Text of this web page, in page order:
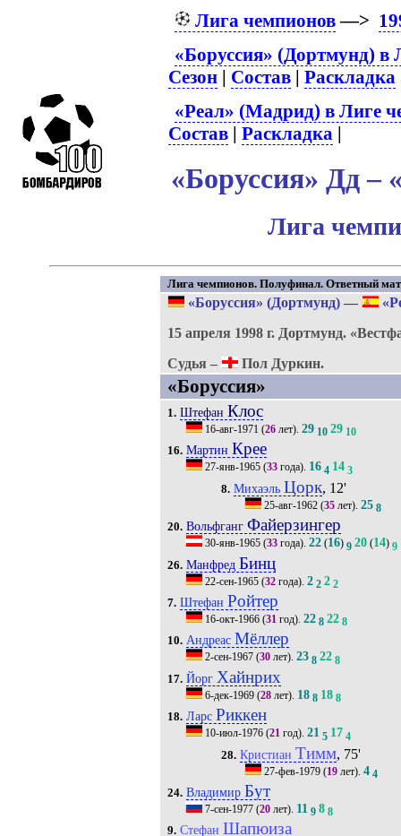
Лига чемпионов—>
«Боруссия» (Дортмунд) в
Сезон | Состав |Раскладка
«Реал» (Мадрид) в Лиге
Состав |Раскладка |
«Боруссия» Дд –
Лига
Лига чемпионов. Полуфинал. Ответный
«Боруссия» (Дортмунд)—
15 апреля 1998 г. Дортмунд.
Судья –
Пол Дуркин.
«Боруссия»
1. Штефан Клос
16-авг-1971 (26лет). 29 10 29 10
16. Мартин Крее
27-янв-1965(33года). 16 4 14 3
8. Михаэль Цорк, 12'
25-авг-1962 (35 лет).25 8
20. Вольфганг Файерзингер
30-янв-1965(33года). 22(16) 9 20(14) 9
26. Манфред Бинц
22-сен-1965(32года). 2 2 2 2
7. Штефан Ройтер
16-окт-1966(31год). 22 8 22 8
10. Андреас Мёллер
2-сен-1967(30лет). 23 8 22 8
17. Йорг Хайнрих
6-дек-1969(28лет). 18 8 18 8
18. Ларс Риккен
10-июл-1976(21год). 21 5 17 4
28. Кристиан Тимм, 75'
27-фев-1979 (19 лет).4 4
24. Владимир Бут
7-сен-1977(20лет). 11 9 8 8
9. Стефан Шапюиза